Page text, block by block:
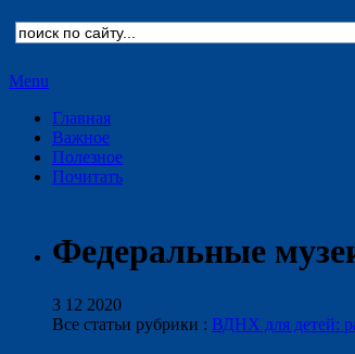
Menu
Главная
Важное
Полезное
Почитать
Федеральные
3 12 2020
Все статьи рубрики : ВДНХ для детей: